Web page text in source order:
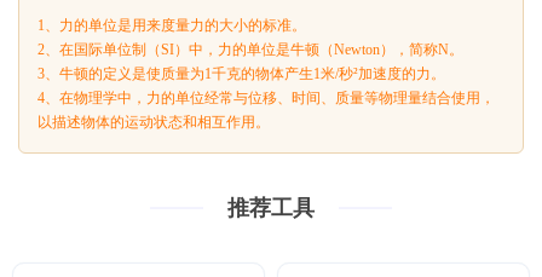
1、力的单位是用来度量力的大小的标准。
2、在国际单位制（SI）中，力的单位是牛顿（Newton），简称N。
3、牛顿的定义是使质量为1千克的物体产生1米/秒²加速度的力。
4、在物理学中，力的单位经常与位移、时间、质量等物理量结合使用，
以描述物体的运动状态和相互作用。
推荐工具